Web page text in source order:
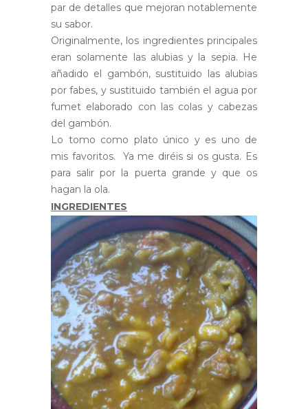
par de detalles que mejoran notablemente
su sabor.
Originalmente, los ingredientes principales
eran solamente las alubias y la sepia. He
añadido el gambón, sustituido las alubias
por fabes, y sustituido también el agua por
fumet elaborado con las colas y cabezas
del gambón.
Lo tomo como plato único y es uno de
mis favoritos. Ya me diréis si os gusta. Es
para salir por la puerta grande y que os
hagan la ola.
INGREDIENTES